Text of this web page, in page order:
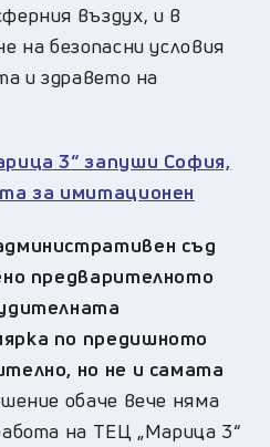
въздух, и в
на безопасни условия
и здравето на
3“ запуши София,
за имитационен
съд
предварителното
по предишното
но не и самата
обаче вече няма
на ТЕЦ „Марица 3“